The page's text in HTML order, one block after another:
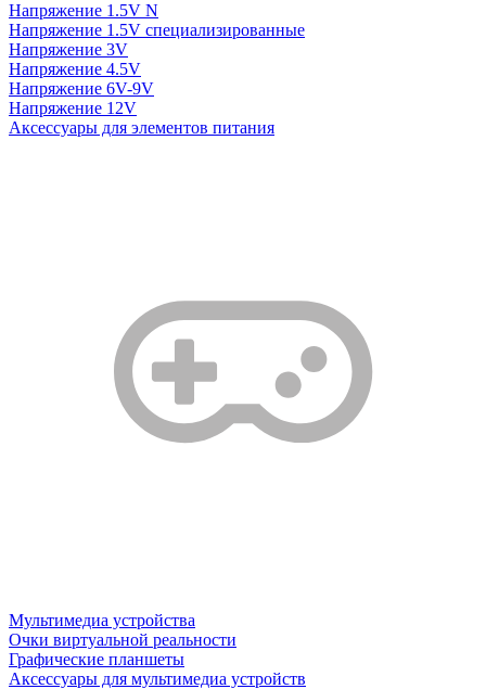
Напряжение 1.5V N
Напряжение 1.5V специализированные
Напряжение 3V
Напряжение 4.5V
Напряжение 6V-9V
Напряжение 12V
Аксессуары для элементов питания
Мультимедиа устройства
Очки виртуальной реальности
Графические планшеты
Аксессуары для мультимедиа устройств